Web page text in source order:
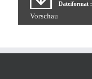
Dateiformat :
Vorschau